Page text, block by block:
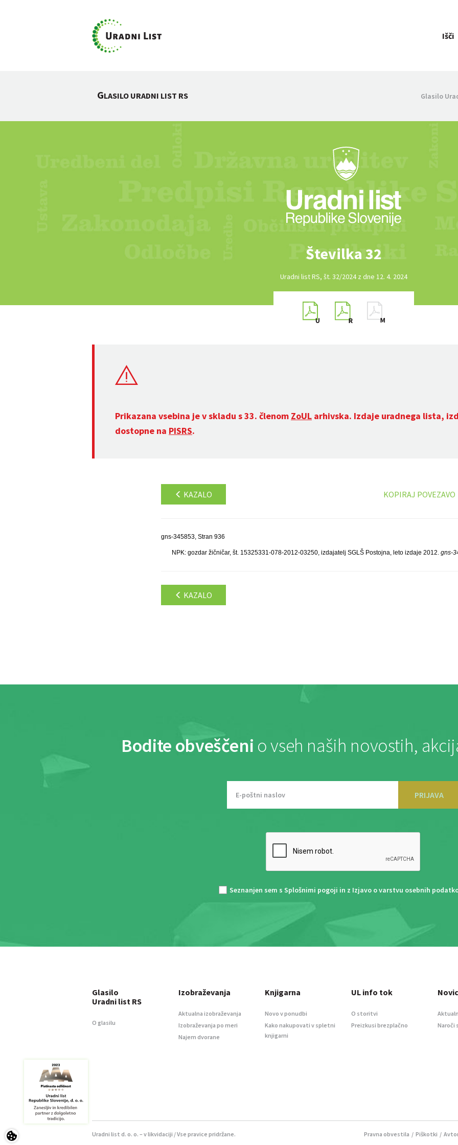
Išči
GLASILO URADNI LIST RS Glasilo
Številka 32
Uradni list RS, št. 32/2024 z dne 12. 4. 2024
Prikazana vsebina je v skladu s 33. členom ZoUL arhivska. Izdaje uradnega lista,
dostopne na PISRS.
KAZALO KOPIRAJ POVEZAVO
gns-345853, Stran 936
NPK: gozdar žičničar, št. 15325331-078-2012-03250, izdajatelj SGLŠ Postojna, leto izdaje 2012.gns-
KAZALO
Bodite obveščeni o vseh naših novostih,
PRIJAVA
Seznanjen sem s Splošnimi pogoji in z Izjavo o varstvu osebnih
Glasilo
Uradni list RS
O glasilu
Izobraževanja
Aktualna izobraževanja
Izobraževanja po meri
Najem dvorane
Knjigarna
Novo v ponudbi
Kako nakupovati v spletni
knjigarni
UL info tok
O storitvi
Preizkusi brezplačno
Naroči
Uradni list d. o. o. – v likvidaciji / Vse pravice pridržane. Pravna obvestila / Piškotki /